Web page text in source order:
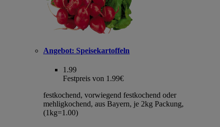
Angebot: Speisekartoffeln
1.99
Festpreis von 1.99€
festkochend, vorwiegend festkochend oder
mehligkochend, aus Bayern, je 2kg Packung,
(1kg=1.00)